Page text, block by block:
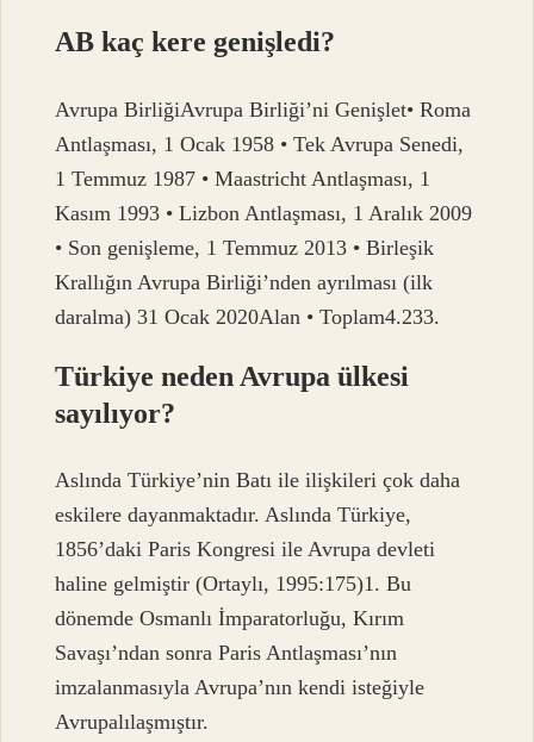
AB kaç kere genişledi?
Avrupa BirliğiAvrupa Birliği’ni Genişlet• Roma
Antlaşması, 1 Ocak 1958 • Tek Avrupa Senedi,
1 Temmuz 1987 • Maastricht Antlaşması, 1
Kasım 1993 • Lizbon Antlaşması, 1 Aralık 2009
• Son genişleme, 1 Temmuz 2013 • Birleşik
Krallığın Avrupa Birliği’nden ayrılması (ilk
daralma) 31 Ocak 2020Alan • Toplam4.233.
Türkiye neden Avrupa ülkesi
sayılıyor?
Aslında Türkiye’nin Batı ile ilişkileri çok daha
eskilere dayanmaktadır. Aslında Türkiye,
1856’daki Paris Kongresi ile Avrupa devleti
haline gelmiştir (Ortaylı, 1995:175)1. Bu
dönemde Osmanlı İmparatorluğu, Kırım
Savaşı’ndan sonra Paris Antlaşması’nın
imzalanmasıyla Avrupa’nın kendi isteğiyle
Avrupalılaşmıştır.